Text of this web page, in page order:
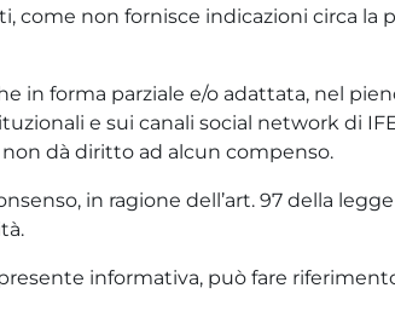
come non fornisce indicazioni circa la
in forma parziale e/o adattata, nel
e sui canali social network di
dà diritto ad alcun compenso.
in ragione dell’art. 97 della legge
informativa, può fare